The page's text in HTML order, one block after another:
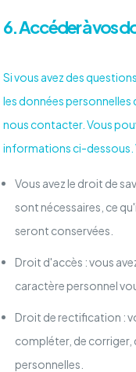
6. Accéder à vos
Si vous avez des
les données personnelles
nous contacter. Vous
informations ci-dessous.
Vous avez le droit de
sont nécessaires, ce
seront conservées.
Droit d'accès : vous
caractère personnel
Droit de rectification :
compléter, de corriger,
personnelles.